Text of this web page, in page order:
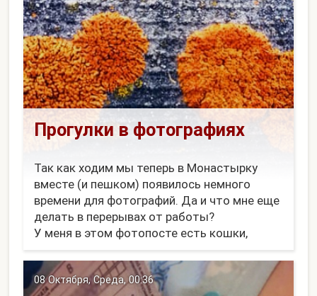
Прогулки в фотографиях
Так как ходим мы теперь в Монастырку
вместе (и пешком) появилось немного
времени для фотографий. Да и что мне еще
делать в перерывах от работы?
У меня в этом фотопосте есть кошки,
воздушный шар, мы с Аленой, лишайники на
крыше (я чинил антенну) и первый снег с
уточками. Вот та...
08 Октября, Среда, 00:36